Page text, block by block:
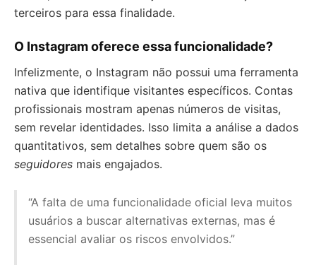
terceiros para essa finalidade.
O Instagram oferece essa funcionalidade?
Infelizmente, o Instagram não possui uma ferramenta
nativa que identifique visitantes específicos. Contas
profissionais mostram apenas números de visitas,
sem revelar identidades. Isso limita a análise a dados
quantitativos, sem detalhes sobre quem são os
seguidores mais engajados.
“A falta de uma funcionalidade oficial leva muitos
usuários a buscar alternativas externas, mas é
essencial avaliar os riscos envolvidos.”